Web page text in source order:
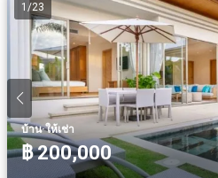
1 /23
บ้าน·ให้เช่า
฿ 200,000